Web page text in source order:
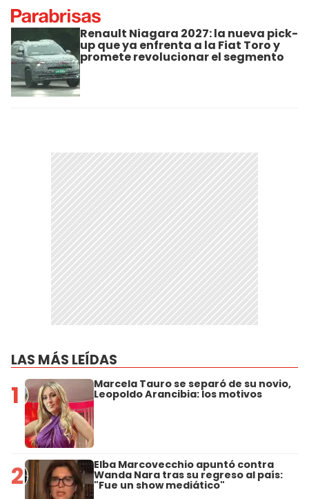
Renault Niagara 2027: la nueva pick-
up que ya enfrenta a la Fiat Toro y
promete revolucionar el segmento
LAS MÁS LEÍDAS
1 Marcela Tauro se separó de su novio,
Leopoldo Arancibia: los motivos
2 Elba Marcovecchio apuntó contra
Wanda Nara tras su regreso al país:
"Fue un show mediático"